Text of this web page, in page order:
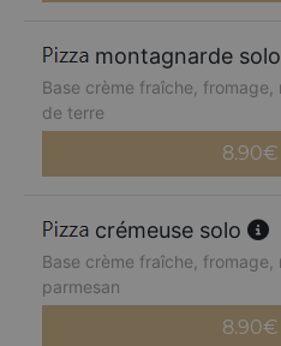
montagnarde solo
Base crème fraîche,
de terre
8.90€
crémeuse solo
Base crème fraîche, fromage,
parmesan
8.90€